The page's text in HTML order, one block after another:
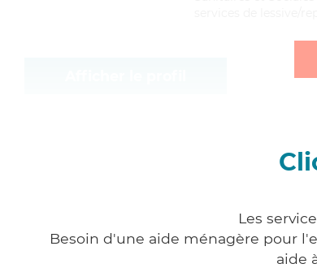
Les
Besoin d'une aide ménagère pour
aide